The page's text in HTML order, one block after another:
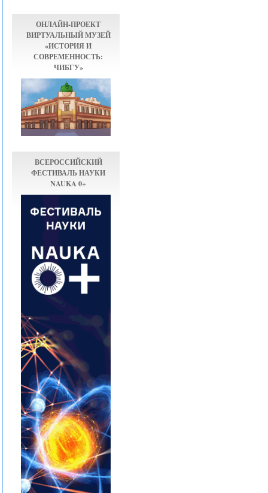
ОНЛАЙН-ПРОЕКТ
ВИРТУАЛЬНЫЙ МУЗЕЙ
«ИСТОРИЯ И
СОВРЕМЕННОСТЬ:
ЧИБГУ»
ВСЕРОССИЙСКИЙ
ФЕСТИВАЛЬ НАУКИ
NAUKA 0+